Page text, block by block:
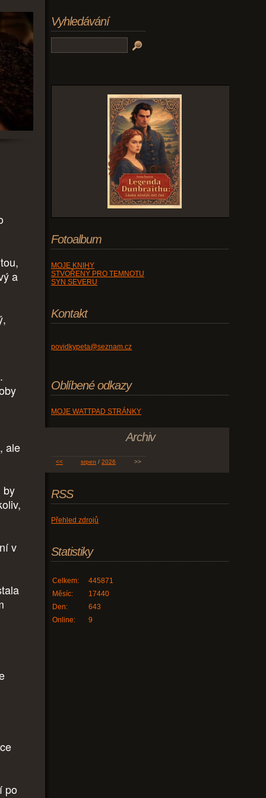
a
ale
by
v
po
Vyhledávání
Fotoalbum
MOJE KNIHY
STVOŘENÝ PRO TEMNOTU
SYN SEVERU
Kontakt
povidkypeta@seznam.cz
Oblíbené odkazy
MOJE WATTPAD STRÁNKY
Archiv
<< srpen / 2026 >>
RSS
Přehled zdrojů
Statistiky
Online: 9
Celkem:
445871
Měsíc:
17440
Den:
643